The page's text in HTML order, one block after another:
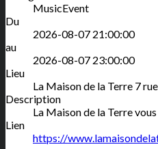
MusicEvent
Du
2026-08-07 21:00:00
au
2026-08-07 23:00:00
Lieu
La Maison de la Terre 7
Description
La Maison de la Terre
Lien
https://